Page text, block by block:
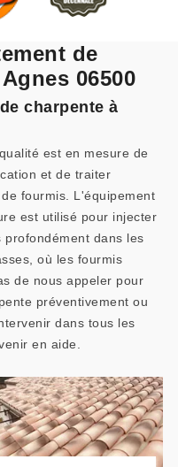
de
06500
charpente à
est en mesure de
et de traiter
fourmis. L'équipement
est utilisé pour injecter
dans les
où les fourmis
de nous appeler pour
préventivement ou
dans tous les
en aide.